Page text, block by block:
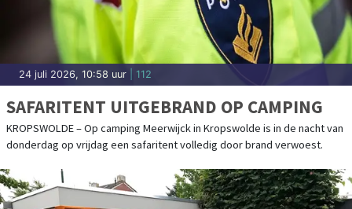
24 juli 2026, 10:58 uur | 112
SAFARITENT UITGEBRAND OP CAMPING
KROPSWOLDE – Op camping Meerwijck in Kropswolde is in de nacht van
donderdag op vrijdag een safaritent volledig door brand verwoest.